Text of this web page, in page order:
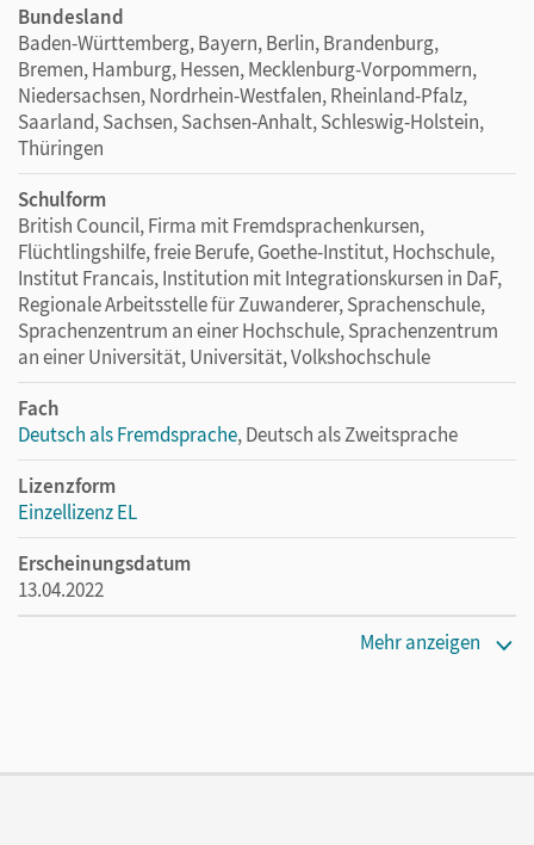
Bundesland
Baden-Württemberg, Bayern, Berlin, Brandenburg,
Bremen, Hamburg, Hessen, Mecklenburg-Vorpommern,
Niedersachsen, Nordrhein-Westfalen, Rheinland-Pfalz,
Saarland, Sachsen, Sachsen-Anhalt, Schleswig-Holstein,
Thüringen
Schulform
British Council, Firma mit Fremdsprachenkursen,
Flüchtlingshilfe, freie Berufe, Goethe-Institut, Hochschule,
Institut Francais, Institution mit Integrationskursen in DaF,
Regionale Arbeitsstelle für Zuwanderer, Sprachenschule,
Sprachenzentrum an einer Hochschule, Sprachenzentrum
an einer Universität, Universität, Volkshochschule
Fach
Deutsch als Fremdsprache, Deutsch als Zweitsprache
Lizenzform
Einzellizenz EL
Erscheinungsdatum
13.04.2022
Mehr anzeigen